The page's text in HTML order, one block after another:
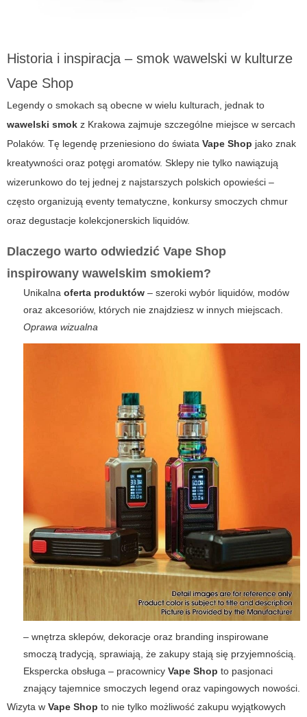
Historia i inspiracja – smok wawelski w kulturze
Vape Shop
Legendy o smokach są obecne w wielu kulturach, jednak to
wawelski smok z Krakowa zajmuje szczególne miejsce w sercach
Polaków. Tę legendę przeniesiono do świata Vape Shop jako znak
kreatywności oraz potęgi aromatów. Sklepy nie tylko nawiązują
wizerunkowo do tej jednej z najstarszych polskich opowieści –
często organizują eventy tematyczne, konkursy smoczych chmur
oraz degustacje kolekcjonerskich liquidów.
Dlaczego warto odwiedzić Vape Shop
inspirowany wawelskim smokiem?
Unikalna oferta produktów – szeroki wybór liquidów, modów
oraz akcesoriów, których nie znajdziesz w innych miejscach.
Oprawa wizualna
– wnętrza sklepów, dekoracje oraz branding inspirowane
smoczą tradycją, sprawiają, że zakupy stają się przyjemnością.
Ekspercka obsługa – pracownicy Vape Shop to pasjonaci
znający tajemnice smoczych legend oraz vapingowych nowości.
Wizyta w Vape Shop to nie tylko możliwość zakupu wyjątkowych